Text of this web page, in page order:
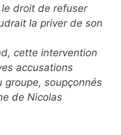
droit de refuser
la priver de son
cette intervention
accusations
soupçonnés
de Nicolas